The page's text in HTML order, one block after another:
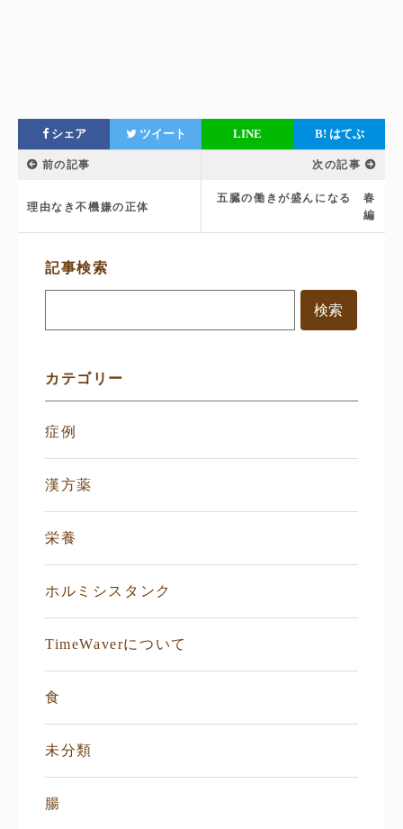
シェア ツイート LINE B! はてぶ
前の記事
理由なき不機嫌の正体
次の記事
五臓の働きが盛んになる 春
編
サ
ニ
記事検索
カテゴリー
症例
漢方薬
栄養
ホルミシスタンク
TimeWaverについて
食
未分類
腸